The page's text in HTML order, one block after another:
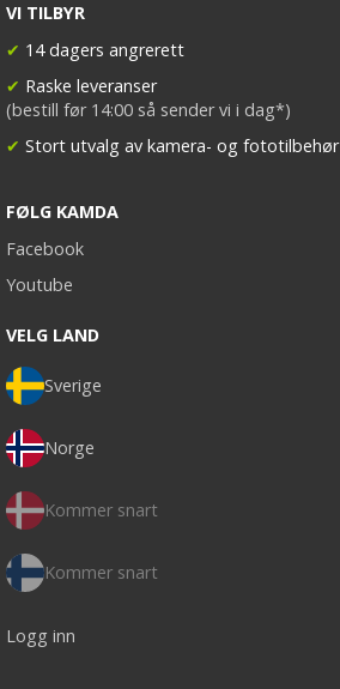
VI TILBYR
✔ 14 dagers angrerett
✔ Raske leveranser
(bestill før 14:00 så sender vi i dag*)
✔ Stort utvalg av kamera- og fototilbehør
FØLG KAMDA
Facebook
Youtube
VELG LAND
Sverige
Norge
Kommer snart
Kommer snart
Logg inn